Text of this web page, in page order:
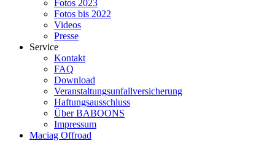
Fotos 2023
Fotos bis 2022
Videos
Presse
Service
Kontakt
FAQ
Download
Veranstaltungsunfallversicherung
Haftungsausschluss
Über BABOONS
Impressum
Maciag Offroad